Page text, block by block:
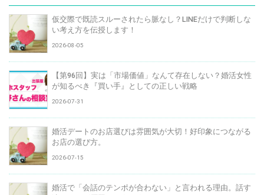
仮交際で既読スルーされたら脈なし？LINEだけで判断しな
い考え方を伝授します！
2026-08-05
【第96回】実は「市場価値」なんて存在しない？婚活女性
が知るべき『買い手』としての正しい戦略
2026-07-31
婚活デートのお店選びは雰囲気が大切！好印象につながる
お店の選び方。
2026-07-15
婚活で「会話のテンポが合わない」と言われる理由。話す